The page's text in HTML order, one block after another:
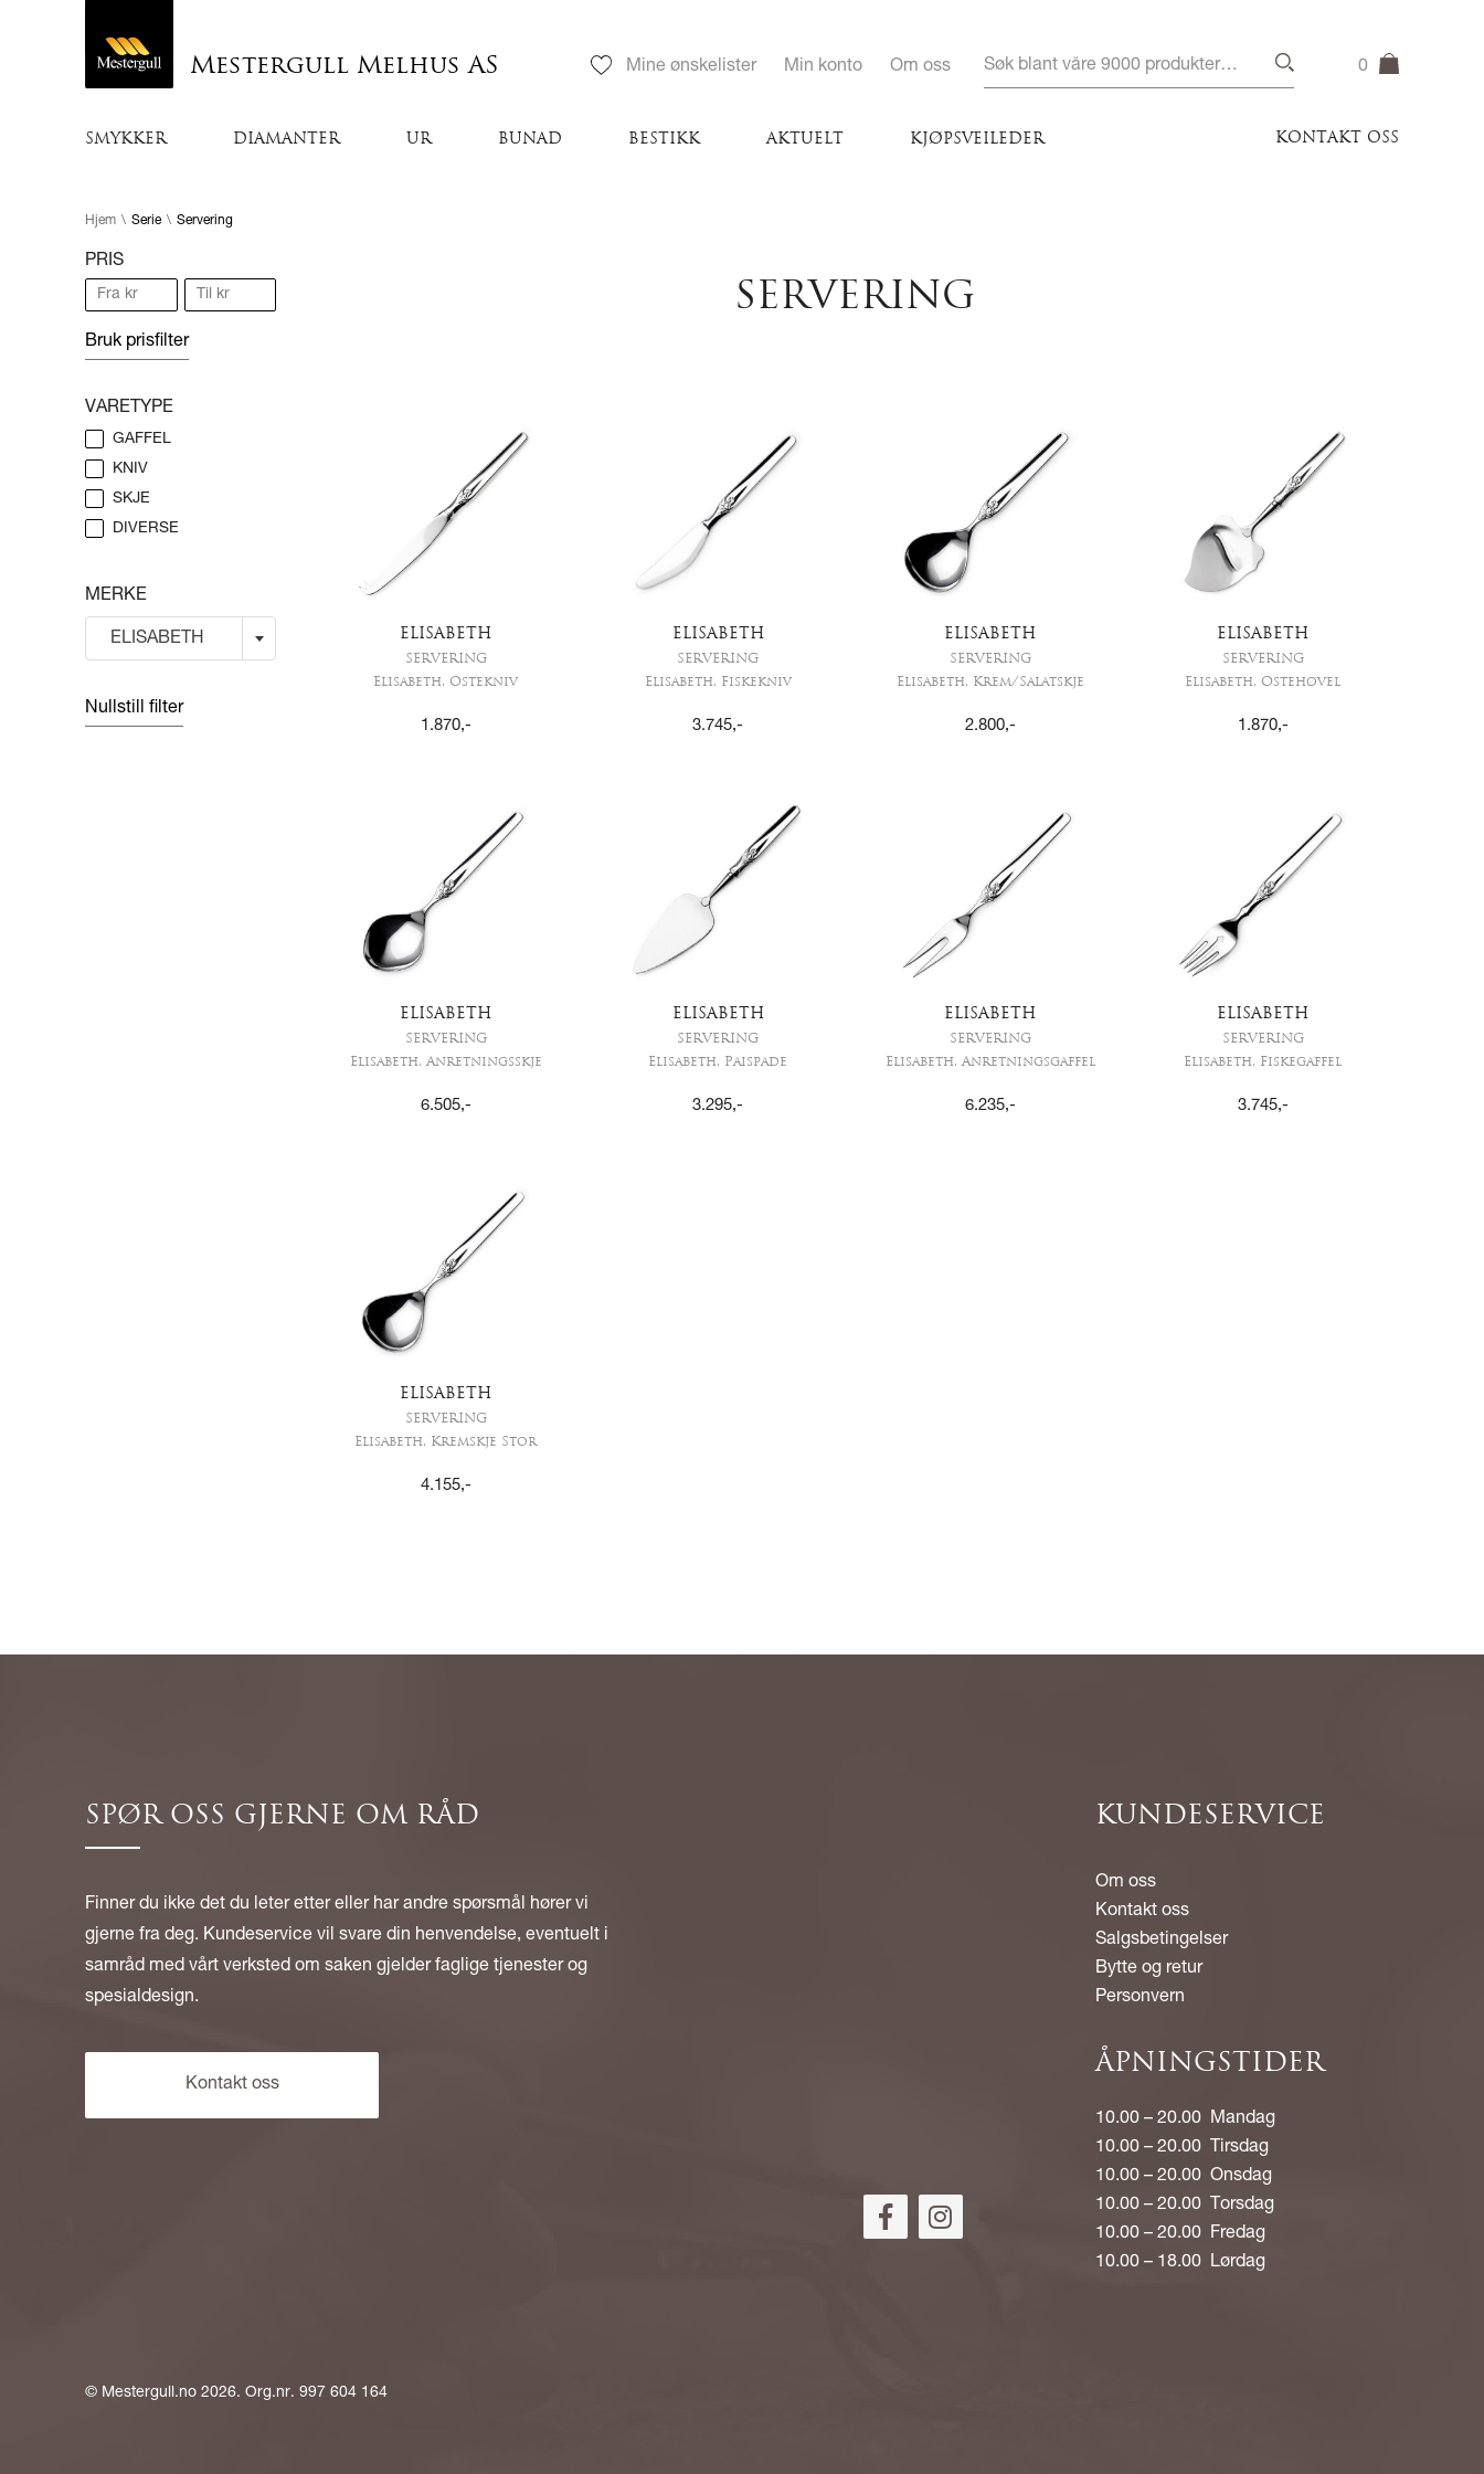
Mestergull Melhus AS Mine ønskelister Min konto Om oss 0
SMYKKER DIAMANTER UR BUNAD BESTIKK AKTUELT KJØPSVEILEDER KONTAKT OSS
Hjem \ Serie \ Servering
PRIS
Bruk prisfilter
VARETYPE
GAFFEL
KNIV
SKJE
DIVERSE
MERKE
ELISABETH
Nullstill filter
SERVERING
ELISABETH
SERVERING
Elisabeth, Ostekniv
1.870,-
ELISABETH
SERVERING
Elisabeth, Fiskekniv
3.745,-
ELISABETH
SERVERING
Elisabeth, Krem/Salatskje
2.800,-
ELISABETH
SERVERING
Elisabeth, Ostehøvel
1.870,-
ELISABETH
SERVERING
Elisabeth, Anretningsskje
6.505,-
ELISABETH
SERVERING
Elisabeth, Paispade
3.295,-
ELISABETH
SERVERING
Elisabeth, Anretningsgaffel
6.235,-
ELISABETH
SERVERING
Elisabeth, Fiskegaffel
3.745,-
ELISABETH
SERVERING
Elisabeth, Kremskje Stor
4.155,-
SPØR OSS GJERNE OM RÅD
Finner du ikke det du leter etter eller har andre spørsmål hører vi
gjerne fra deg. Kundeservice vil svare din henvendelse, eventuelt i
samråd med vårt verksted om saken gjelder faglige tjenester og
spesialdesign.
Kontakt oss
KUNDESERVICE
Om oss
Kontakt oss
Salgsbetingelser
Bytte og retur
Personvern
ÅPNINGSTIDER
10.00 – 20.00 Mandag
10.00 – 20.00 Tirsdag
10.00 – 20.00 Onsdag
10.00 – 20.00 Torsdag
10.00 – 20.00 Fredag
10.00 – 18.00 Lørdag
© Mestergull.no 2026. Org.nr. 997 604 164